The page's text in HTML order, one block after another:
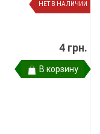
НЕТ В НАЛИЧИИ
4 грн.
В корзину